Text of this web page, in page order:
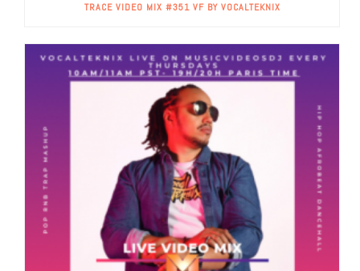
TRACE VIDEO MIX #351 VF BY VOCALTEKNIX